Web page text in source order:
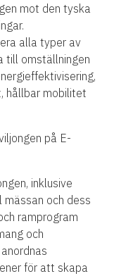
mot den tyska
alla typer av
till omställningen
hållbar mobilitet
på E-
inklusive
och dess
ramprogram
och
för att skapa